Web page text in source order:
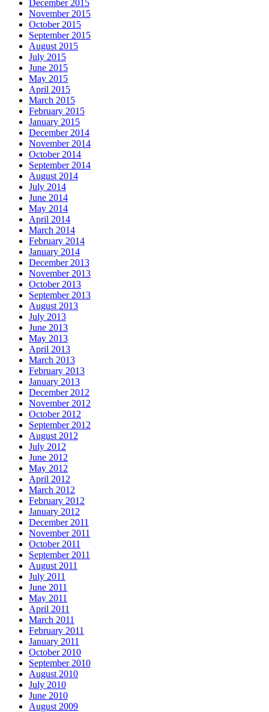
December 2015
November 2015
October 2015
September 2015
August 2015
July 2015
June 2015
May 2015
April 2015
March 2015
February 2015
January 2015
December 2014
November 2014
October 2014
September 2014
August 2014
July 2014
June 2014
May 2014
April 2014
March 2014
February 2014
January 2014
December 2013
November 2013
October 2013
September 2013
August 2013
July 2013
June 2013
May 2013
April 2013
March 2013
February 2013
January 2013
December 2012
November 2012
October 2012
September 2012
August 2012
July 2012
June 2012
May 2012
April 2012
March 2012
February 2012
January 2012
December 2011
November 2011
October 2011
September 2011
August 2011
July 2011
June 2011
May 2011
April 2011
March 2011
February 2011
January 2011
October 2010
September 2010
August 2010
July 2010
June 2010
August 2009